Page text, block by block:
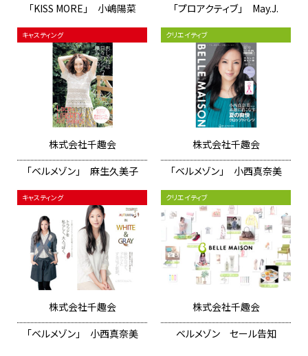
「KISS MORE」 小嶋陽菜
「プロアクティブ」 May.J.
キャスティング
株式会社千趣会
「ベルメゾン」 麻生久美子
クリエイティブ
株式会社千趣会
「ベルメゾン」 小西真奈美
キャスティング
株式会社千趣会
「ベルメゾン」 小西真奈美
クリエイティブ
株式会社千趣会
ベルメゾン セール告知